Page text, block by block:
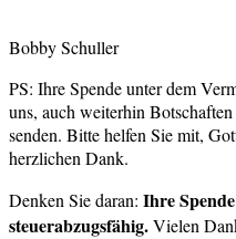
Bobby Schuller
PS: Ihre Spende unter dem
uns, auch weiterhin
senden. Bitte helfen Sie mit,
herzlichen Dank.
Denken Sie daran: Ihre
steuerabzugsfähig.Vielen